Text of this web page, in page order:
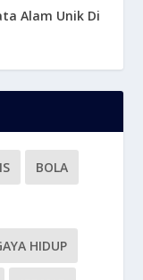
Alam Unik Di
BOLA
HIDUP